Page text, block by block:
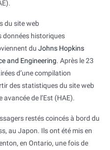
du site web
données historiques
du Johns Hopkins
and Engineering. Après le 23
d’une compilation
des statistiques du site web
de l’Est (HAE).
restés coincés à bord du
au Japon. Ils ont été mis en
en Ontario, une fois de